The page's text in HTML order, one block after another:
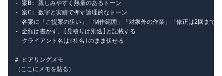
- 案B: 親しみやすく熱量のあるトーン
- 案C: 数字と実績で押す論理的なトーン
- 各案に「ご提案の狙い」「制作範囲」「対象外の作業」「修正は2回まで
- 金額は書かず、[見積りは別途]と記載する
- クライアント名は[社名]のまま伏せる
# ヒアリングメモ